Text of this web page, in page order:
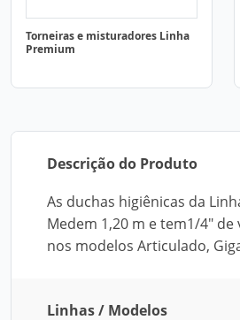
Torneiras e misturadores Linha
Premium
Descrição do Produto
As duchas higiênicas da
Medem 1,20 m e tem1/4"
nos modelos Articulado,
Linhas / Modelos